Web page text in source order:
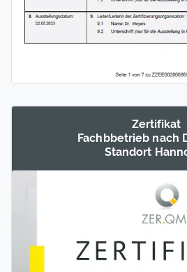
Zertifikat
Fachb­betrieb nach
Standort